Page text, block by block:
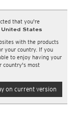
that you're
United States
with the products
your country. If you
to enjoy having your
country's most
on current version